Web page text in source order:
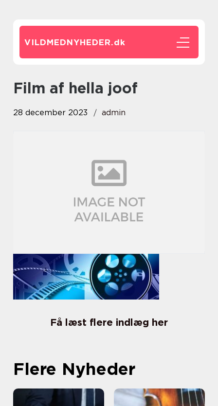
VILDMEDNYHEDER.dk
film af hella joof
28 december 2023 admin
Få læst flere indlæg her
Flere Nyheder